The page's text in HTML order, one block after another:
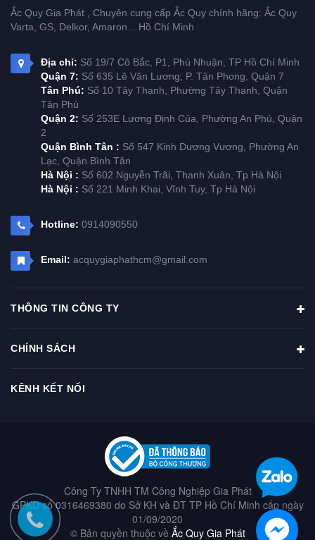
Ắc Quy Gia Phát , Chuyên cung cấp Ắc Quy chính hãng: Ắc Quy
Varta, GS, Delkor, Amaron... Hồ Chí Minh
Địa chỉ: Số 19/7 Cô Bắc, P1, Phú Nhuận, TP Hồ Chí Minh
Quận 7: Số 635 Lê Văn Lương, P. Tân Phong, Quận 7
Tân Phú: Số 10 Tây Thạnh, Phường Tây Thạnh, Quận
Tân Phú
Quận 2: Số 253E Lương Định Của, Phường An Phú, Quận
2
Quận Bình Tân : Số 547 Kinh Dương Vương, Phường An
Lạc, Quận Bình Tân
Hà Nội : Số 602 Nguyễn Trãi, Thanh Xuân, Tp Hà Nội
Hà Nội : Số 221 Minh Khai, Vĩnh Tuy, Tp Hà Nội
Hotline: 0914090550
Email: acquygiaphathcm@gmail.com
THÔNG TIN CÔNG TY
CHÍNH SÁCH
KÊNH KẾT NỐI
Công Ty TNHH TM Công Nghiệp Gia Phát
GPKD số 0316469380 do Sở KH và ĐT TP Hồ Chí Minh cấp ngày
01/09/2020
© Bản quyền thuộc về Ắc Quy Gia Phát